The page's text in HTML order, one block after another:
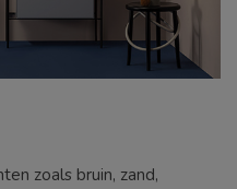
zoals bruin, zand,